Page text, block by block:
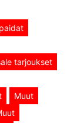
tarjoukset
Muut